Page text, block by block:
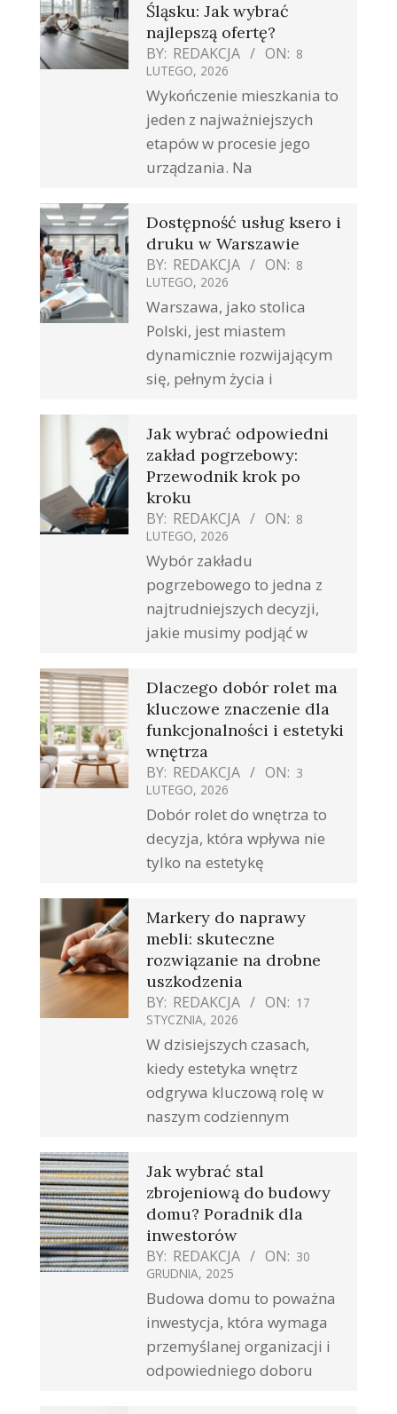
Śląsku: Jak wybrać
najlepszą ofertę?
BY: REDAKCJA ON: 8
LUTEGO, 2026
Wykończenie mieszkania to
jeden z najważniejszych
etapów w procesie jego
urządzania. Na
Dostępność usług ksero i
druku w Warszawie
BY: REDAKCJA ON: 8
LUTEGO, 2026
Warszawa, jako stolica
Polski, jest miastem
dynamicznie rozwijającym
się, pełnym życia i
Jak wybrać odpowiedni
zakład pogrzebowy:
Przewodnik krok po
kroku
BY: REDAKCJA ON: 8
LUTEGO, 2026
Wybór zakładu
pogrzebowego to jedna z
najtrudniejszych decyzji,
jakie musimy podjąć w
Dlaczego dobór rolet ma
kluczowe znaczenie dla
funkcjonalności i estetyki
wnętrza
BY: REDAKCJA ON: 3
LUTEGO, 2026
Dobór rolet do wnętrza to
decyzja, która wpływa nie
tylko na estetykę
Markery do naprawy
mebli: skuteczne
rozwiązanie na drobne
uszkodzenia
BY: REDAKCJA ON: 17
STYCZNIA, 2026
W dzisiejszych czasach,
kiedy estetyka wnętrz
odgrywa kluczową rolę w
naszym codziennym
Jak wybrać stal
zbrojeniową do budowy
domu? Poradnik dla
inwestorów
BY: REDAKCJA ON: 30
GRUDNIA, 2025
Budowa domu to poważna
inwestycja, która wymaga
przemyślanej organizacji i
odpowiedniego doboru